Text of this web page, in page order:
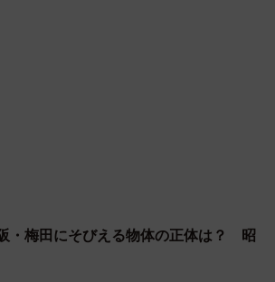
・梅田にそびえる物体の正体は？ 昭